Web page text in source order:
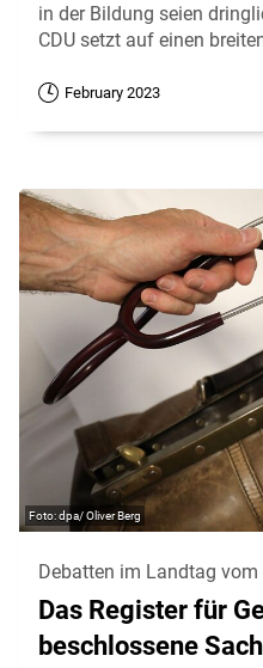
in der Bildung seien
CDU setzt auf einen
February 2023
dpa/ Oliver Berg
Debatten im Landtag
Das Register für
beschlossene